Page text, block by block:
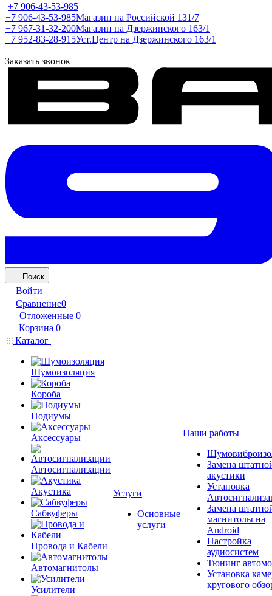
+7 906-43-53-985
+7 906-43-53-985Магазин на Российской 131/7
+7 967-31-32-200Магазин на Дзержинского 163/1
+7 952-83-28-915Уст.Центр на Дзержинского 163/1
Заказать звонок
Поиск
Войти
Сравнение0
Отложенные 0
Корзина 0
Каталог
Шумоизоляция
Короба
Подиумы
Аксессуары
Автосигнализации
Акустика
Сабвуферы
Провода и Кабели
Автомагнитолы
Усилители
Услуги
Основные
услуги
Наши работы
Замена
акустики
Установка
Замена
магнитолы на
Android
Настройка
аудиосистем
Тюнинг
Установка
кругового